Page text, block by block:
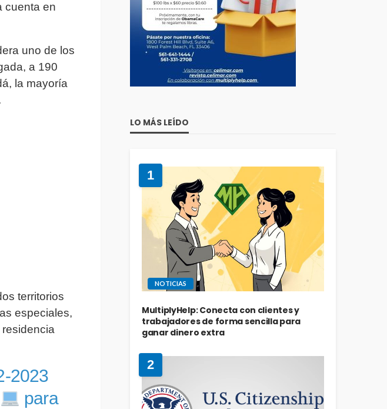
cuenta en
uno de los
a 190
la mayoría
territorios
especiales,
2023
para
LO MÁS LEÍDO
1
NOTICIAS
MultiplyHelp: Conecta con clientes y
trabajadores de forma sencilla para
ganar dinero extra
2